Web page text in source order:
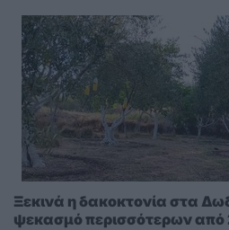
Ξεκινά η δακοκτονία στα
ψεκασμό περισσότερων από